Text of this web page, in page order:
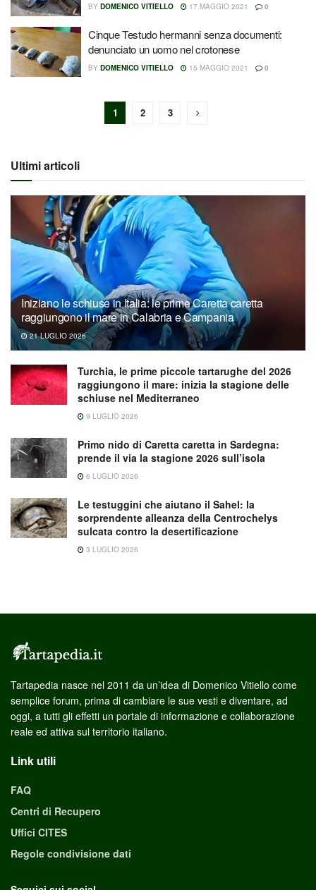
BY DOMENICO VITIELLO 17 MAGGIO 2021 0
Cinque Testudo hermanni senza documenti:
denunciato un uomo nel crotonese
BY DOMENICO VITIELLO 15 MAGGIO 2021 0
1 2 3
Ultimi articoli
Iniziano le schiuse in Italia: le prime Caretta caretta
raggiungono il mare in Calabria e Campania
21 LUGLIO 2026
Turchia, le prime piccole tartarughe del 2026
raggiungono il mare: inizia la stagione delle
schiuse nel Mediterraneo
9 LUGLIO 2026
Primo nido di Caretta caretta in Sardegna:
prende il via la stagione 2026 sull’isola
6 LUGLIO 2026
Le testuggini che aiutano il Sahel: la
sorprendente alleanza della Centrochelys
sulcata contro la desertificazione
3 LUGLIO 2026
Tartapedia nasce nel 2011 da un’idea di Domenico Vitiello come
semplice forum, prima di cambiare le sue vesti e diventare, ad
oggi, a tutti gli effetti un portale di informazione e collaborazione
reale ed attiva sul territorio italiano.
Link utili
FAQ
Centri di Recupero
Uffici CITES
Regole condivisione dati